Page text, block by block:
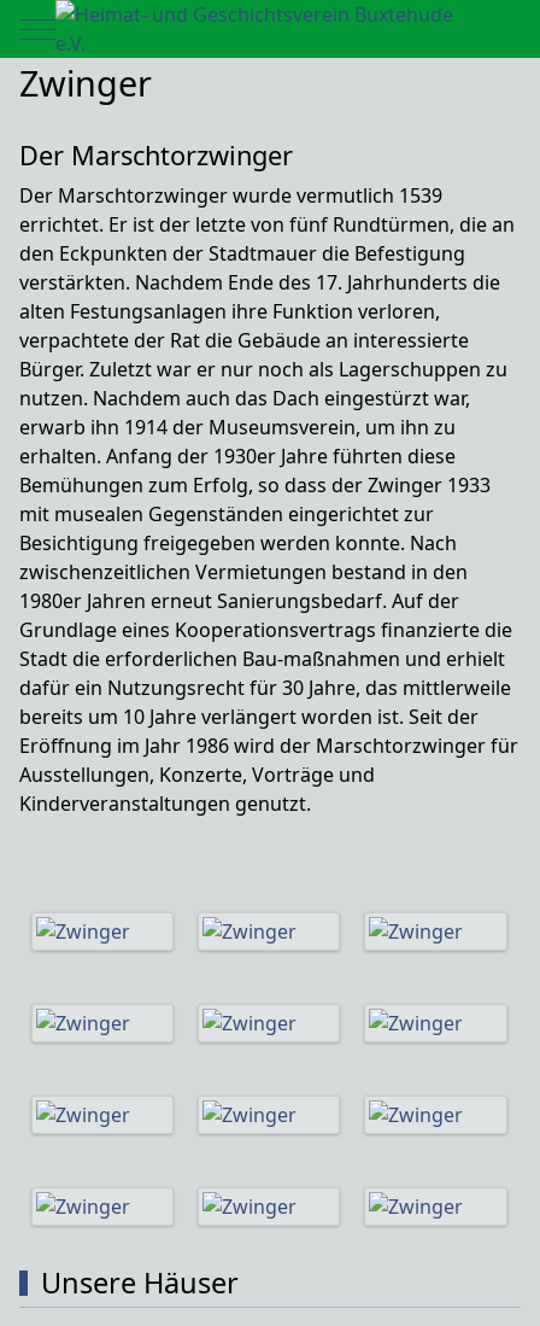
Mobile Menu Toggle
Zwinger
Der Marschtorzwinger
Der Marschtorzwinger wurde vermutlich 1539
errichtet. Er ist der letzte von fünf Rundtürmen, die an
den Eckpunkten der Stadtmauer die Befestigung
verstärkten. Nachdem Ende des 17. Jahrhunderts die
alten Festungsanlagen ihre Funktion verloren,
verpachtete der Rat die Gebäude an interessierte
Bürger. Zuletzt war er nur noch als Lagerschuppen zu
nutzen. Nachdem auch das Dach eingestürzt war,
erwarb ihn 1914 der Museumsverein, um ihn zu
erhalten. Anfang der 1930er Jahre führten diese
Bemühungen zum Erfolg, so dass der Zwinger 1933
mit musealen Gegenständen eingerichtet zur
Besichtigung freigegeben werden konnte. Nach
zwischenzeitlichen Vermietungen bestand in den
1980er Jahren erneut Sanierungsbedarf. Auf der
Grundlage eines Kooperationsvertrags finanzierte die
Stadt die erforderlichen Bau-maßnahmen und erhielt
dafür ein Nutzungsrecht für 30 Jahre, das mittlerweile
bereits um 10 Jahre verlängert worden ist. Seit der
Eröffnung im Jahr 1986 wird der Marschtorzwinger für
Ausstellungen, Konzerte, Vorträge und
Kinderveranstaltungen genutzt.
Unsere Häuser